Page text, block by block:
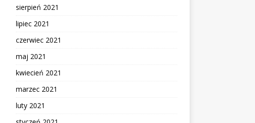
sierpień 2021
lipiec 2021
czerwiec 2021
maj 2021
kwiecień 2021
marzec 2021
luty 2021